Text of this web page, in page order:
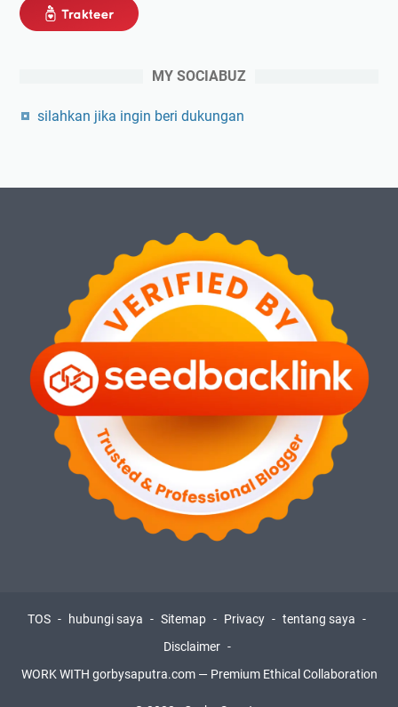
MY SOCIABUZ
silahkan jika ingin beri dukungan
TOS hubungi saya Sitemap Privacy
tentang saya
Disclaimer
WORK WITH gorbysaputra.com — Premium Ethical Collaboration